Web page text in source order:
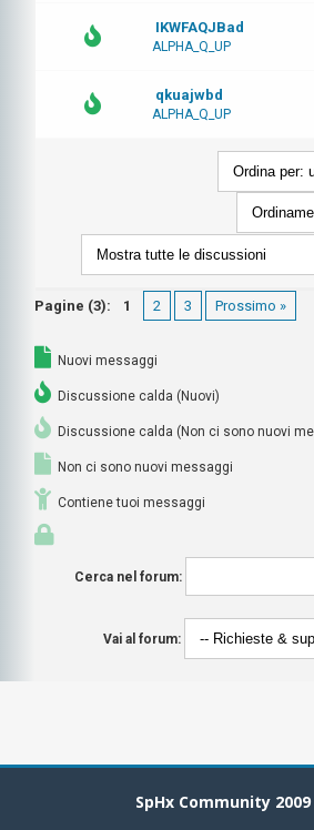
IKWFAQJBad
ALPHA_Q_UP
qkuajwbd
ALPHA_Q_UP
Pagine (3): 1 2 3 Prossimo »
Nuovi messaggi
Discussione calda (Nuovi)
Discussione calda (Non ci sono nuovi
Non ci sono nuovi messaggi
Contiene tuoi messaggi
Cerca nel forum:
Vai al forum:
SpHx Community 2009